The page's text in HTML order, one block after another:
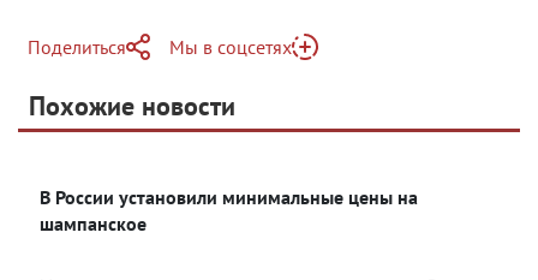
Поделиться
Telegram
Одноклассники
Мы в соцсетях
Яндекс Дзен
Похожие новости
В России установили минимальные цены на
шампанское